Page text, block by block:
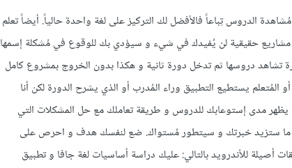
الدروس تِباعاً فالأفضل لك التركيز على لغة واحدة حالياً. أيضاً تعلم
حقيقية لن يُفيدك في شيء و سيؤدي بك للوقوع في مُشكلة إسمها
تشاهد دروسها ثم تدخل دورة ثانية و هكذا بدون الخروج بمشروع كامل
يستطيع التطبيق وراء المُدرب أو الذي يشرح الدورة لكن أنا
مدى إستوعابك للدروس و طريقة تعاملك مع حل المشكلات التي
ستزيد خبرتك و سيتطور مُستواك. ضع لنفسك هدف و احرص على
أصيلة للأندرويد بالتالي: عليك دراسة أساسيات لغة جافا و تطبيق